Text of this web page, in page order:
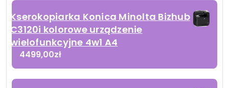
Kserokopiarka Konica Minolta Bizhub
C3120i kolorowe urządzenie
wielofunkcyjne 4w1 A4
4499,00zł